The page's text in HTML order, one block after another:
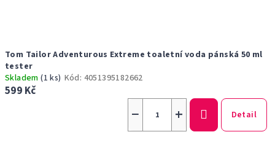
Tom Tailor Adventurous Extreme toaletní voda pánská 50 ml
tester
Skladem(1 ks) Kód: 4051395182662
599 Kč
+
− Detail